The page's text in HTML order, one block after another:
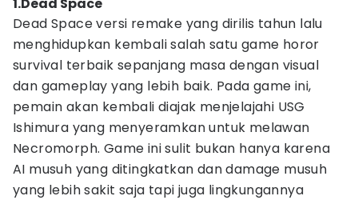
Dead Space versi remake yang dirilis tahun lalu
menghidupkan kembali salah satu game horor
survival terbaik sepanjang masa dengan visual
dan gameplay yang lebih baik. Pada game ini,
pemain akan kembali diajak menjelajahi USG
Ishimura yang menyeramkan untuk melawan
Necromorph. Game ini sulit bukan hanya karena
AI musuh yang ditingkatkan dan damage musuh
yang lebih sakit saja tapi juga lingkungannya